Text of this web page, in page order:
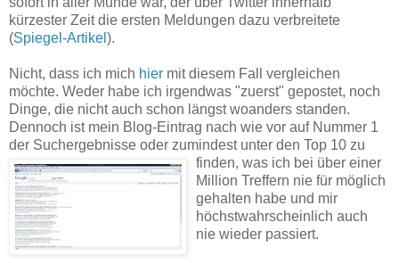
kürzester Zeit die ersten Meldungen dazu verbreitete
(Spiegel-Artikel ).
Nicht, dass ich mich hier mit diesem Fall vergleichen
möchte. Weder habe ich irgendwas "zuerst" gepostet, noch
Dinge, die nicht auch schon längst woanders standen.
Dennoch ist mein Blog-Eintrag nach wie vor auf Nummer 1
der Suchergebnisse oder zumindest unter den Top 10 zu
finden, was ich bei über einer
Million Treffern nie für möglich
gehalten habe und mir
höchstwahrscheinlich auch
nie wieder passiert.